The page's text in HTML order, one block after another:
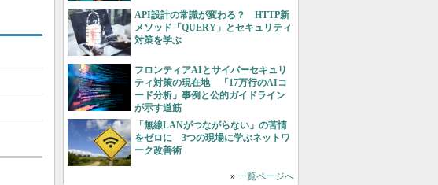
API設計の常識が変わる？ HTTP新
メソッド「QUERY」とセキュリティ
対策を学ぶ
フロンティアAIとサイバーセキュリ
ティ対策の現在地 「17万行のAIコ
ード分析」事例と公的ガイドライン
が示す道筋
「無線LANがつながらない」の苦情
をゼロに 3つの現場に学ぶネットワ
ーク改善術
» 一覧ページへ